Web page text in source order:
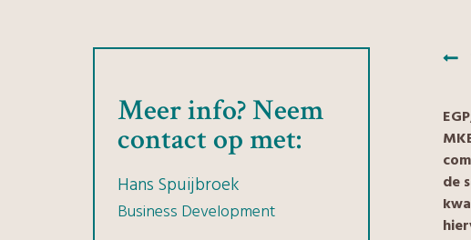
Meer info? Neem
contact op met:
Hans Spuijbroek
Business Development
de